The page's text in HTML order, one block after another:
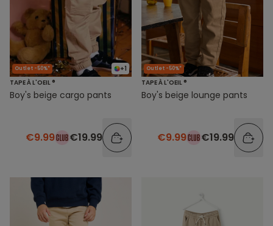
+1
Outlet -50%*
TAPE À L'OEIL ®
Boy's beige cargo pants
€9.99 €19.99
Outlet -50%*
TAPE À L'OEIL ®
Boy's beige lounge pants
€9.99 €19.99